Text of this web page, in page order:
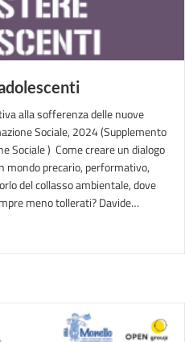
alla sofferenza delle nuove
Sociale, 2024 (Supplemento
Sociale ) Come creare un dialogo
mondo precario, performativo,
del collasso ambientale, dove
meno tollerati? Davide…